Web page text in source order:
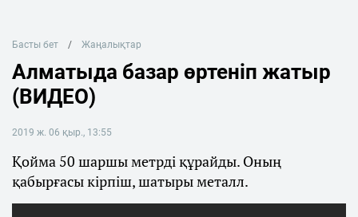
Басты бет Жаңалықтар
Алматыда базар өртеніп жатыр
(ВИДЕО)
2019 ж. 06 қыр., 13:55
Қойма 50 шаршы метрді құрайды. Оның
қабырғасы кірпіш, шатыры металл.